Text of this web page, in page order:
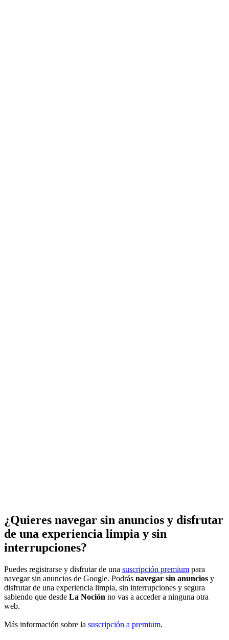
¿Quieres navegar sin anuncios y disfrutar
de una experiencia limpia y sin
interrupciones?
Puedes registrarse y disfrutar de una suscripción premium para
navegar sin anuncios de Google. Podrás navegar sin anuncios y
disfrutar de una experiencia limpia, sin interrupciones y segura
sabiendo que desde La Noción no vas a acceder a ninguna otra
web.
Más información sobre la suscripción a premium.